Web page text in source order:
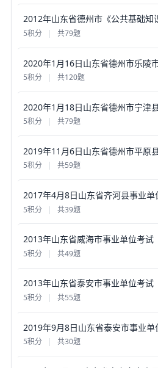
5积分 | 共79题
5积分 | 共120题
5积分 | 共79题
5积分 共59题
5积分 | 共39题
5积分 | 共49题
5积分 | 共55题
5积分 | 共30题